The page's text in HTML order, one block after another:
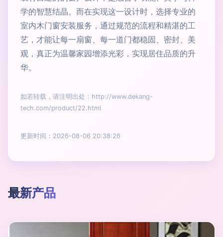
学的智慧结晶。而在实现这一设计时，选择专业的
室内木门窗安装服务，通过规范的流程和精湛的工
艺，才能让每一扇窗、每一道门都稳固、密封、美
观，真正为温馨家园增添光彩，实现居住品质的升
华。
如若转载，请注明出处：http://www.dekang-
tech.com/product/22.html
更新时间：2026-08-06 20:38:26
最新产品